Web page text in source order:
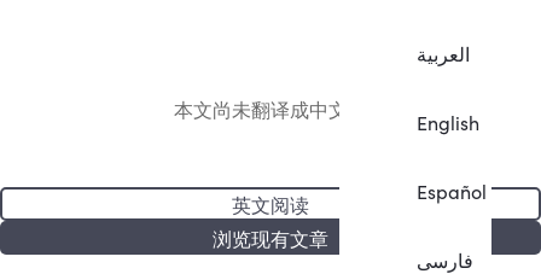
العربية
English
Español
فارسی
本文尚未翻译成中文。
英文阅读
浏览现有文章